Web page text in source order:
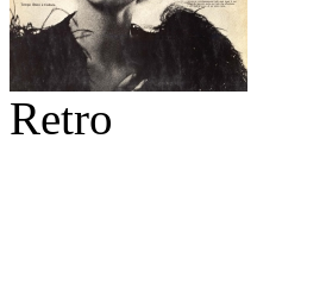
Retro